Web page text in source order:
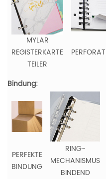
MYLAR
REGISTERKARTE
TEILER
Bindung:
PERFEKTE
BINDUNG
RING-
MECHANISMUS
BINDEND